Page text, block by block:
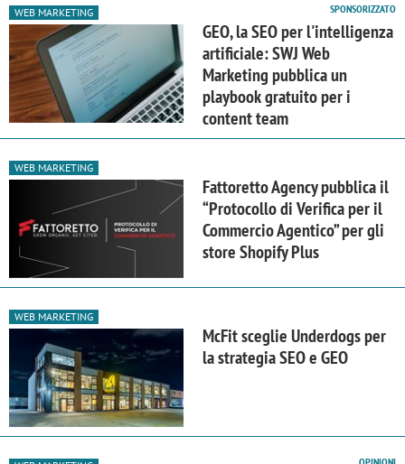
WEB MARKETING SPONSORIZZATO
GEO, la SEO per l'intelligenza
artificiale: SWJ Web
Marketing pubblica un
playbook gratuito per i
content team
WEB MARKETING
Fattoretto Agency pubblica il
“Protocollo di Verifica per il
Commercio Agentico” per gli
store Shopify Plus
WEB MARKETING
McFit sceglie Underdogs per
la strategia SEO e GEO